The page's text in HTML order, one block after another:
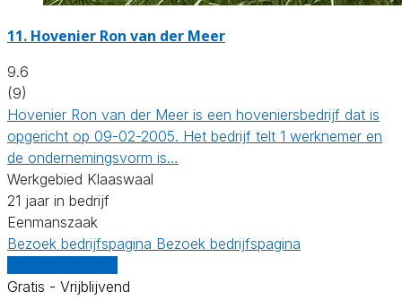
11. Hovenier Ron van der Meer
9.6
(9)
Hovenier Ron van der Meer is een hoveniersbedrijf dat is
opgericht op 09-02-2005. Het bedrijf telt 1 werknemer en
de ondernemingsvorm is…
Werkgebied Klaaswaal
21 jaar in bedrijf
Eenmanszaak
Bezoek bedrijfspagina Bezoek bedrijfspagina
Gratis - Vrijblijvend